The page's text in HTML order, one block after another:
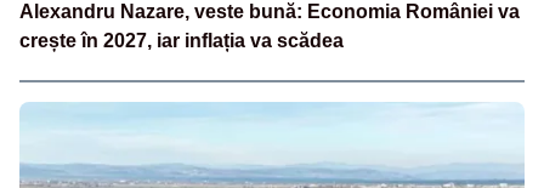
Alexandru Nazare, veste bună: Economia României va
crește în 2027, iar inflația va scădea